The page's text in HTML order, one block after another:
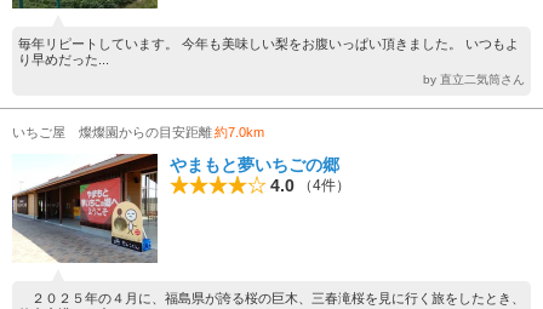
毎年リピートしています。 今年も美味しい梨をお腹いっぱい頂きました。 いつもよ
り早めだった...
by 直立二気筒さん
いちご屋 燦燦園からの目安距離約7.0km
やまもと夢いちごの郷
4.0
（4件）
２０２５年の４月に、福島県が誇る桜の巨木、三春滝桜を見に行く旅をしたとき、